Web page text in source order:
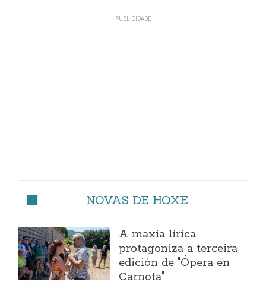
NOVAS DE HOXE
A maxia lírica
protagoniza a terceira
edición de "Ópera en
Carnota"